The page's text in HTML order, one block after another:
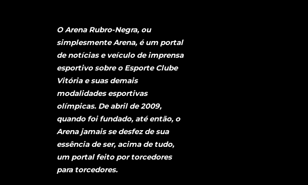
O Arena Rubro-Negra, ou
simplesmente Arena, é um portal
de notícias e veículo de imprensa
esportivo sobre o Esporte Clube
Vitória e suas demais
modalidades esportivas
olímpicas. De abril de 2009,
quando foi fundado, até então, o
Arena jamais se desfez de sua
essência de ser, acima de tudo,
um portal feito por torcedores
para torcedores.